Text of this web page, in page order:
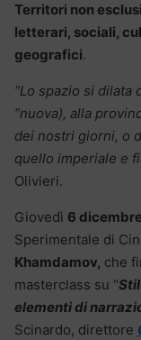
Territori non
letterari, sociali,
geografici.
“Lo spazio si dilata
“nuova), alla
dei nostri giorni, o
quello imperiale e
Olivieri.
Giovedì 6
Sperimentale di
Khamdamov, che
masterclass su “
elementi di
Scinardo, direttore